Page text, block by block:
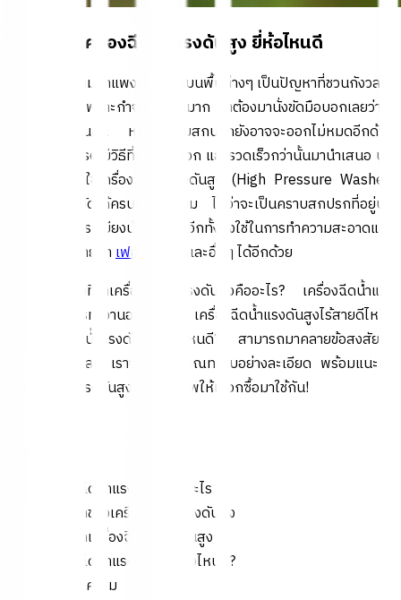
เครื่องฉีดน้ำแรงดันสูง ยี่ห้อไหนดี
คราบฝังลึกตามกำแพงบ้านหรือบนพื้นต่างๆ เป็นปัญหาที่ชวนกังวลใจ
เป็นอย่างยิ่ง เพราะกำจัดได้ยากมาก ถ้าต้องมานั่งขัดมือบอกเลยว่าใช้
เวลาทั้งวันแน่นอน หนำซ้ำครบสกปรกยังอาจจะออกไม่หมดอีกด้วย
Global House มีวิธีที่ง่าย สะดวก และรวดเร็วกว่านั้นมานำเสนอ นั่น
ก็คือการเลือกใช้เครื่องฉีดน้ำแรงดันสูง (High Pressure Washer)
นั่นเอง! กำจัดได้ครบหมดทุกมุม ไม่ว่าจะเป็นคราบสกปรกที่อยู่บน
ผนัง พื้น หรือระเบียงบ้านก็ตาม อีกทั้งยังใช้ในการทำความสะอาดแอร์
รถยนต์ สระว่ายน้ำเฟอร์นิเจอร์
และอื่นๆ ได้อีกด้วย
สำหรับคำถามที่ว่าเครื่องฉีดน้ำแรงดันสูงคืออะไร? เครื่องฉีดน้ำแรง
ดันสูงมีวิธีการทำงานอย่างไร? เครื่องฉีดน้ำแรงดันสูงไร้สายดีไหม?
หรือเครื่องฉีดน้ำแรงดันสูงยี่ห้อไหนดี? สามารถมาคลายข้อสงสัยใน
บทความนี้ได้เลย เราจะบอกให้คุณทราบอย่างละเอียด พร้อมแนะนำ
เครื่องฉีดน้ำแรงดันสูงที่มีคุณภาพให้เลือกซื้อมาใช้กัน!
เครื่องฉีดน้ำแรงดันสูงคืออะไร
ประเภทของเครื่องฉีดน้ำแรงดันสูง
วิธีเลือกเครื่องฉีดน้ำแรงดันสูง
เครื่องฉีดน้ำแรงดันสูง ยี่ห้อไหนดี?
สรุปบทความ